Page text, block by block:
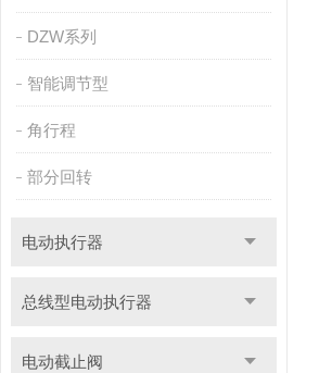
DZW系列
智能调节型
角行程
部分回转
电动执行器
总线型电动执行器
电动截止阀